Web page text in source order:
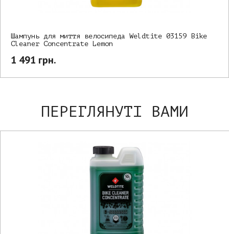
Шампунь для миття велосипеда Weldtite 03159 Bike
Cleaner Concentrate Lemon
1 491 грн.
ПЕРЕГЛЯНУТІ ВАМИ